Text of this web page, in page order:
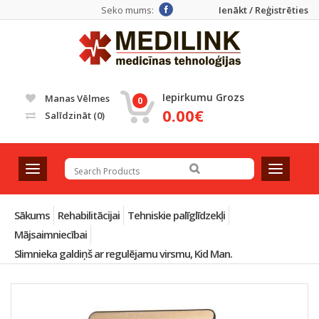
Ienākt / Reģistrēties
Seko mums:
Manas Vēlmes
Salīdzināt (0)
0 Iepirkumu Grozs
0.00€
T
o
g
g
e
n
v
T
o
g
v
Sākums Rehabilitācijai Tehniskie palīglīdzekļi
Mājsaimniecībai
Slimnieka galdiņš ar regulējamu virsmu, Kid Man.